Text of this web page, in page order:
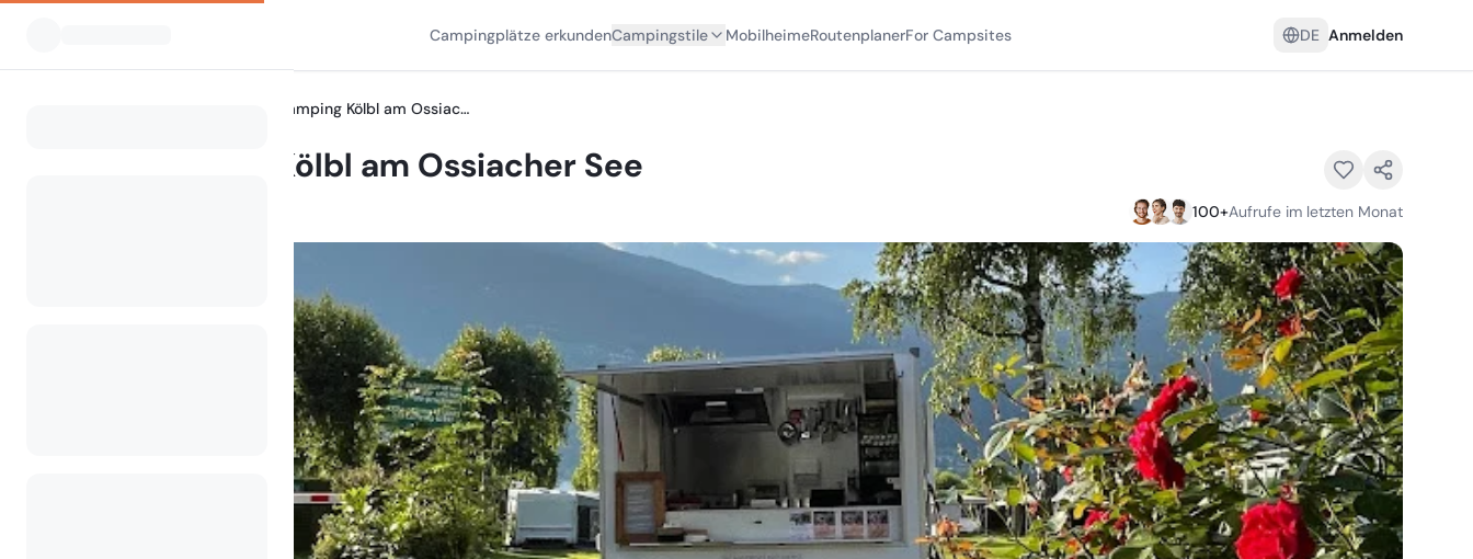
Campingplätze erkundenCampingstile MobilheimeRoutenplanerFor Campsites DE Anmelden
Seecamping Kölbl am Ossiacher See
Seecamping Kölbl am Ossiacher See
100+Aufrufe im letzten Monat